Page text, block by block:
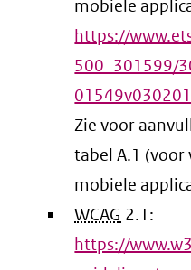
mobiele
https://
500_301599/
Zie voor
tabel A.1 (voor
mobiele
WCAG 2.1:
https://